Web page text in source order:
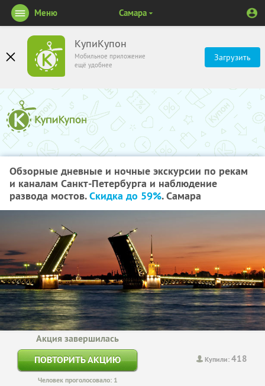
КупиКупон
Мобильное приложение
ещё удобнее
Загрузить
Меню Самара
Обзорные дневные и ночные экскурсии по рекам
и каналам Санкт-Петербурга и наблюдение
развода мостов.Скидка до 59%. Самара
Купили:418
Акция завершилась
ПОВТОРИТЬ АКЦИЮ
Человек проголосовало: 1